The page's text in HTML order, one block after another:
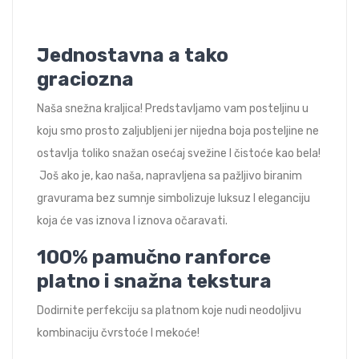
Jednostavna a tako
graciozna
Naša snežna kraljica! Predstavljamo vam posteljinu u
koju smo prosto zaljubljeni jer nijedna boja posteljine ne
ostavlja toliko snažan osećaj svežine I čistoće kao bela!
Još ako je, kao naša, napravljena sa pažljivo biranim
gravurama bez sumnje simbolizuje luksuz I eleganciju
koja će vas iznova I iznova očaravati.
100% pamučno ranforce
platno i snažna tekstura
Dodirnite perfekciju sa platnom koje nudi neodoljivu
kombinaciju čvrstoće I mekoće!